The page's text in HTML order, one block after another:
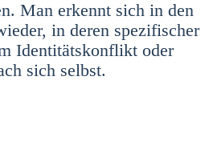
Man erkennt sich in den
in deren spe­zi­fi­scher
Iden­ti­täts­kon­flikt oder
sich selbst.